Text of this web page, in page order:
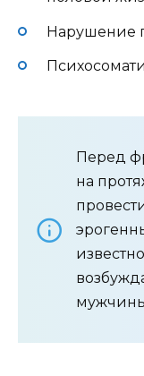
Нарушение
Перед
на